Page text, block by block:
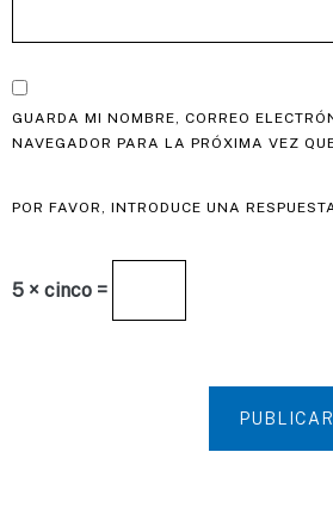
GUARDA MI NOMBRE, CORREO
NAVEGADOR PARA LA PRÓXIMA VEZ
POR FAVOR, INTRODUCE UNA
5 × cinco =